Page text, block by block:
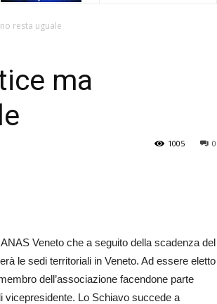
resta uguale
ma
0
1005
Veneto che a seguito della scadenza del
le sedi territoriali in Veneto. Ad essere eletto
dell’associazione facendone parte
vicepresidente. Lo Schiavo succede a